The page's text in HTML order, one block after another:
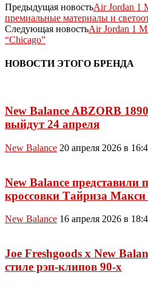
Предыдущая новостьAir Jordan 1
премиальные материалы и
Следующая новостьAir Jordan 1
“Chicago”
НОВОСТИ ЭТОГО БРЕНДА
New Balance ABZORB
выйдут 24 апреля
New Balance 20 апреля 2026 в
New Balance представили
кроссовки Тайриза
New Balance 16 апреля 2026 в
Joe Freshgoods x New
стиле рэп-клипов 90-х